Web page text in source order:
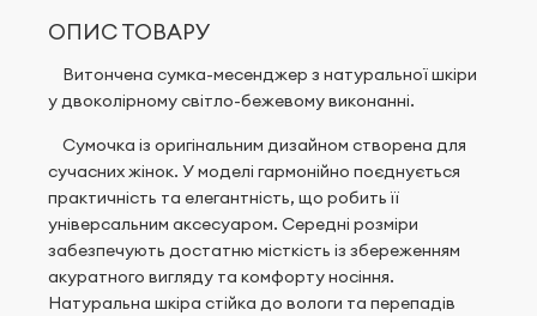
ОПИС ТОВАРУ
Витончена сумка-месенджер з натуральної шкіри
у двоколірному світло-бежевому виконанні.
Сумочка із оригінальним дизайном створена для
сучасних жінок. У моделі гармонійно поєднується
практичність та елегантність, що робить її
універсальним аксесуаром. Середні розміри
забезпечують достатню місткість із збереженням
акуратного вигляду та комфорту носіння.
Натуральна шкіра стійка до вологи та перепадів